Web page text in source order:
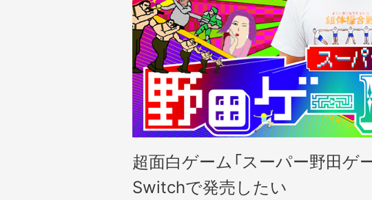
超面白ゲーム「スーパー野田ゲ
Switchで発売したい